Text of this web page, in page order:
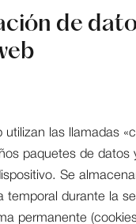
de
utilizan las llamadas
paquetes de datos
Se
temporal durante la
permanente